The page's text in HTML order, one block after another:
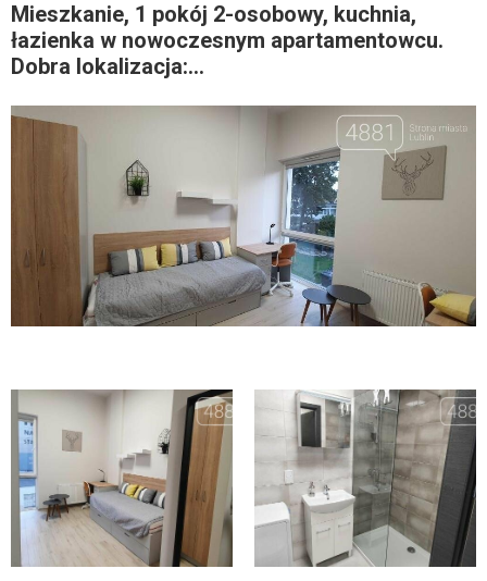
Mieszkanie, 1 pokój 2-osobowy, kuchnia,
łazienka w nowoczesnym apartamentowcu.
Dobra lokalizacja:...